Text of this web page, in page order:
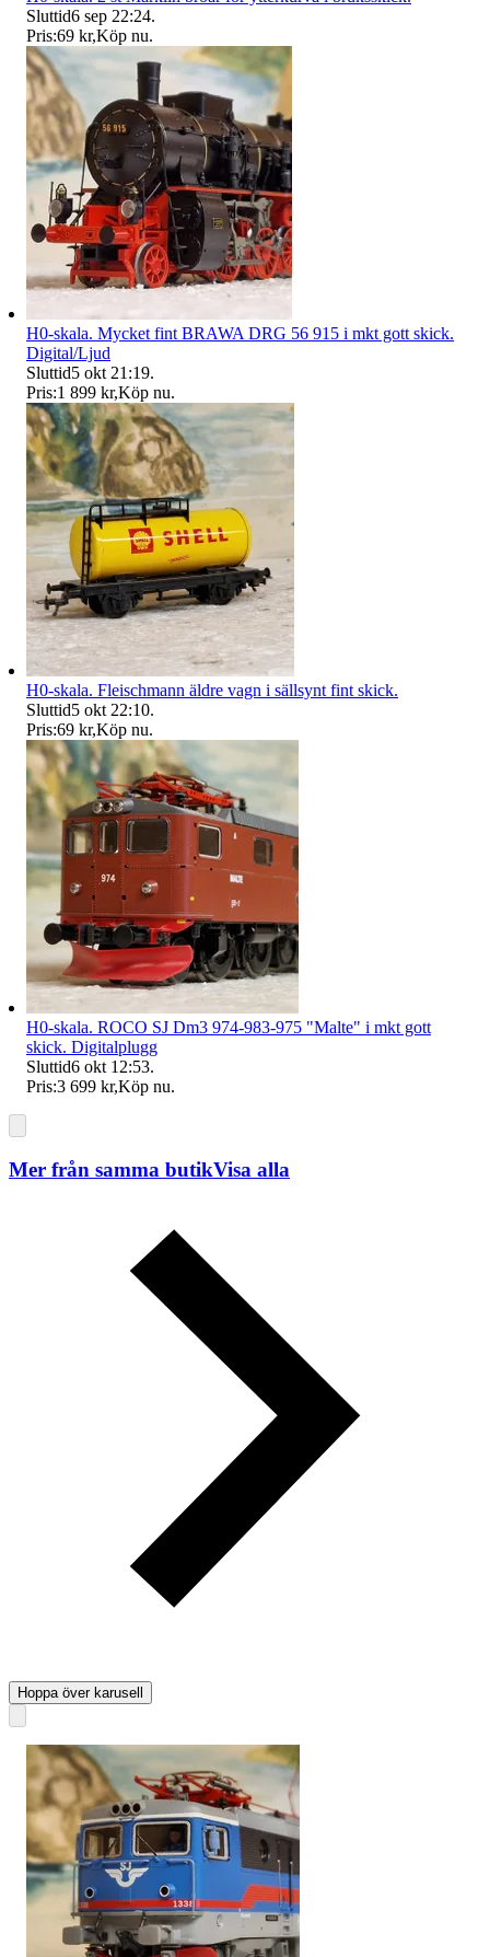
Sluttid6 sep 22:24.
Pris:69 kr,Köp nu.
H0-skala. Mycket fint BRAWA DRG 56 915 i mkt gott skick.
Digital/Ljud
Sluttid5 okt 21:19.
Pris:1 899 kr,Köp nu.
H0-skala. Fleischmann äldre vagn i sällsynt fint skick.
Sluttid5 okt 22:10.
Pris:69 kr,Köp nu.
H0-skala. ROCO SJ Dm3 974-983-975 "Malte" i mkt gott
skick. Digitalplugg
Sluttid6 okt 12:53.
Pris:3 699 kr,Köp nu.
Mer från samma butikVisa alla
Hoppa över karusell